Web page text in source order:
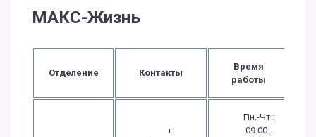
МАКС-Жизнь
Отделение Контакты
Время
работы
г.
Пн.-Чт.:
09:00 -